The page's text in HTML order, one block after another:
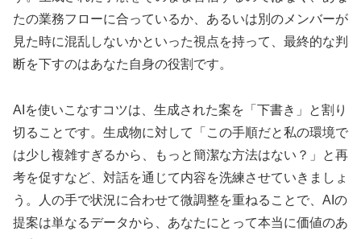
たの業務フローに合っているか、あるいは別のメンバーが
見た時に混乱しないかといった視点を持って、最終的な判
断を下すのはあなた自身の役割です。
AIを使いこなすコツは、生成された案を「下書き」と割り
切ることです。生成物に対して「この手順だと私の環境で
は少し複雑すぎるから、もっと簡潔な方法はない？」と再
考を促すなど、対話を通じて内容を洗練させていきましょ
う。人の手で状況に合わせて微調整を重ねることで、AIの
提案は単なるデータから、あなたにとって本当に価値のあ